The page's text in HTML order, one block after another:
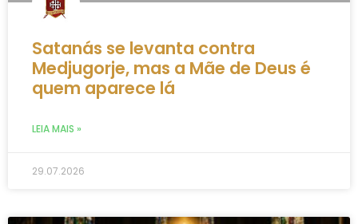
Satanás se levanta contra
Medjugorje, mas a Mãe de Deus é
quem aparece lá
LEIA MAIS »
29.07.2026